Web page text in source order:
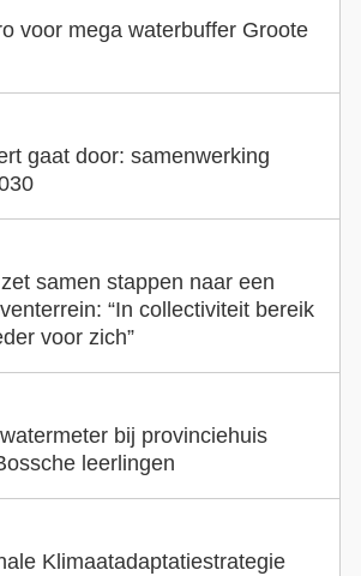
voor mega waterbuffer Groote
gaat door: samenwerking
samen stappen naar een
“In collectiviteit bereik
voor zich”
bij provinciehuis
leerlingen
Klimaatadaptatiestrategie